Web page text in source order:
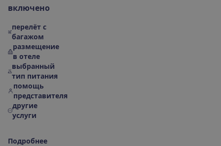
включено
перелёт с
багажом
размещение
в отеле
выбранный
тип питания
помощь
представителя
другие
услуги
Подробнее